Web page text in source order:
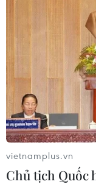
vietnamplus.vn
Chủ tịch Quốc